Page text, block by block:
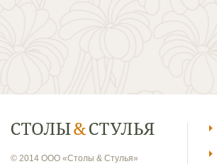
© 2014 ООО «Столы & Стулья»